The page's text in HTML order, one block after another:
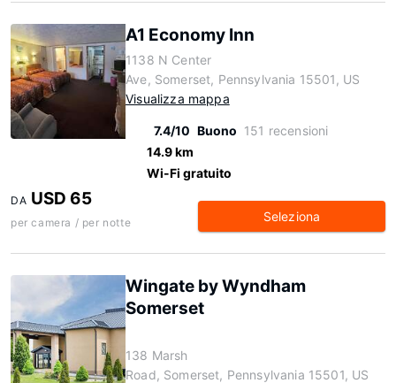
A1 Economy Inn
1138 N Center
Ave, Somerset, Pennsylvania 15501, US
Visualizza mappa
7.4/10 Buono 151 recensioni
14.9 km
Wi-Fi gratuito
DA USD 65
per camera / per notte Seleziona
Wingate by Wyndham
Somerset
138 Marsh
Road, Somerset, Pennsylvania 15501, US